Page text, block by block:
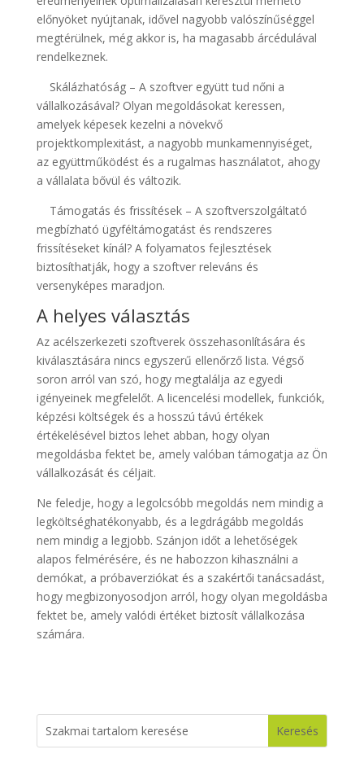
előnyöket nyújtanak, idővel nagyobb valószínűséggel
megtérülnek, még akkor is, ha magasabb árcédulával
rendelkeznek.
Skálázhatóság – A szoftver együtt tud nőni a
vállalkozásával? Olyan megoldásokat keressen,
amelyek képesek kezelni a növekvő
projektkomplexitást, a nagyobb munkamennyiséget,
az együttműködést és a rugalmas használatot, ahogy
a vállalata bővül és változik.
Támogatás és frissítések – A szoftverszolgáltató
megbízható ügyféltámogatást és rendszeres
frissítéseket kínál? A folyamatos fejlesztések
biztosíthatják, hogy a szoftver releváns és
versenyképes maradjon.
A helyes választás
Az acélszerkezeti szoftverek összehasonlítására és
kiválasztására nincs egyszerű ellenőrző lista. Végső
soron arról van szó, hogy megtalálja az egyedi
igényeinek megfelelőt. A licencelési modellek, funkciók,
képzési költségek és a hosszú távú értékek
értékelésével biztos lehet abban, hogy olyan
megoldásba fektet be, amely valóban támogatja az Ön
vállalkozását és céljait.
Ne feledje, hogy a legolcsóbb megoldás nem mindig a
legköltséghatékonyabb, és a legdrágább megoldás
nem mindig a legjobb. Szánjon időt a lehetőségek
alapos felmérésére, és ne habozzon kihasználni a
demókat, a próbaverziókat és a szakértői tanácsadást,
hogy megbizonyosodjon arról, hogy olyan megoldásba
fektet be, amely valódi értéket biztosít vállalkozása
számára.